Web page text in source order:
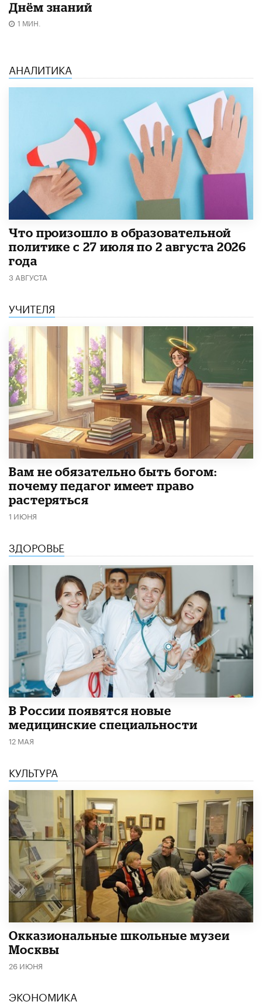
Днём знаний
1 МИН.
АНАЛИТИКА
​Что произошло в образовательной
политике с 27 июля по 2 августа 2026
года
3 АВГУСТА
УЧИТЕЛЯ
​Вам не обязательно быть богом:
почему педагог имеет право
растеряться
1 ИЮНЯ
ЗДОРОВЬЕ
В России появятся новые
медицинские специальности
12 МАЯ
КУЛЬТУРА
​Окказиональные школьные музеи
Москвы
26 ИЮНЯ
ЭКОНОМИКА